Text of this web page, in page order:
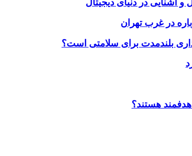
آشنایی در دنیای دیجیتال
در غرب تهران
بلندمدت برای سلامتی است؟
هدفمند هستند؟